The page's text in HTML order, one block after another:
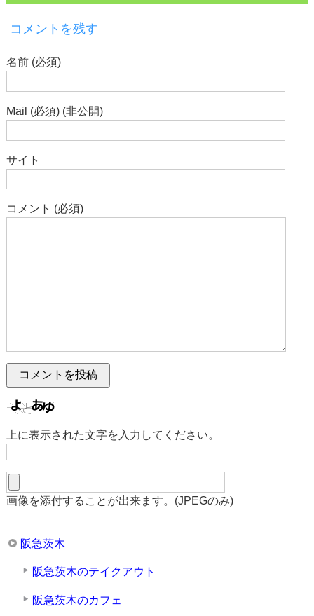
コメントを残す
名前 (必須)
Mail (必須) (非公開)
サイト
コメント (必須)
上に表示された文字を入力してください。
画像を添付することが出来ます。(JPEGのみ)
阪急茨木
阪急茨木のテイクアウト
阪急茨木のカフェ